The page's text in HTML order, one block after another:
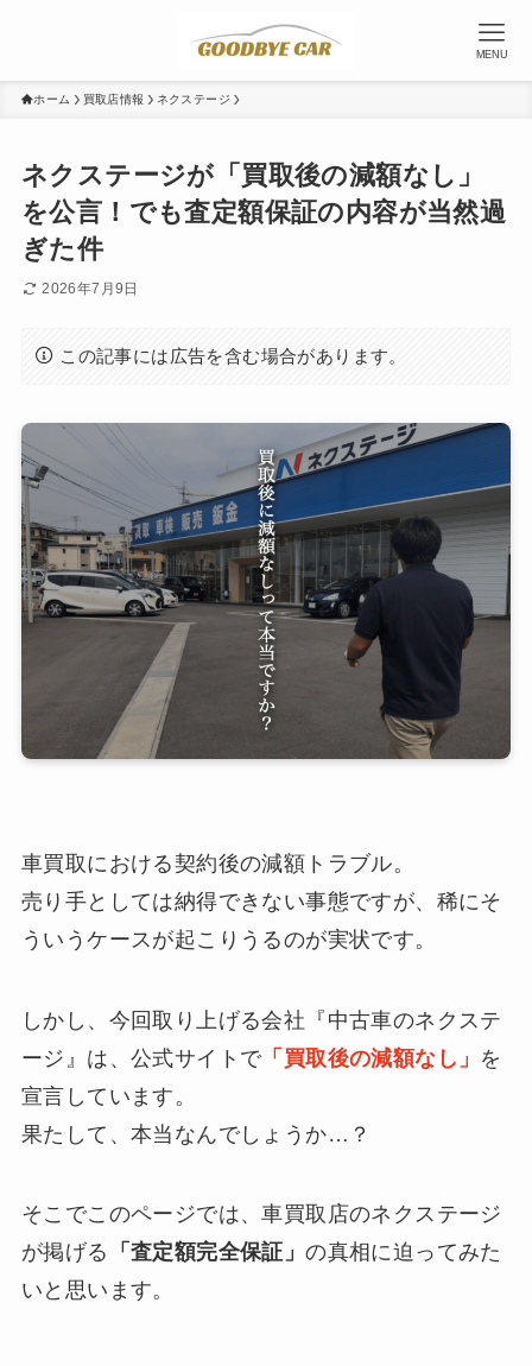
MENU
ホーム 買取店情報 ネクステージ
ネクステージが「買取後の減額なし」
を公言！でも査定額保証の内容が当然過
ぎた件
2026年7月9日
この記事には広告を含む場合があります。
車買取における契約後の減額トラブル。
売り手としては納得できない事態ですが、稀にそ
ういうケースが起こりうるのが実状です。
しかし、今回取り上げる会社『中古車のネクステ
ージ』は、公式サイトで「買取後の減額なし」 を
宣言しています。
果たして、本当なんでしょうか…？
そこでこのページでは、車買取店のネクステージ
が掲げる
「査定額完全保証」の真相に迫ってみた
いと思います。